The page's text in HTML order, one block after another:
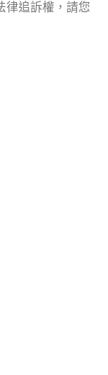
律追訴權，請您